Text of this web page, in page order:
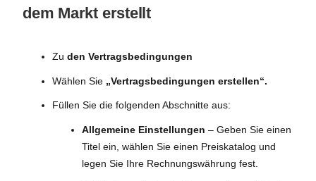
dem Markt erstellt
Zu den Vertragsbedingungen
Wählen Sie „Vertragsbedingungen erstellen“.
Füllen Sie die folgenden Abschnitte aus:
Allgemeine Einstellungen – Geben Sie einen
Titel ein, wählen Sie einen Preiskatalog und
legen Sie Ihre Rechnungswährung fest.